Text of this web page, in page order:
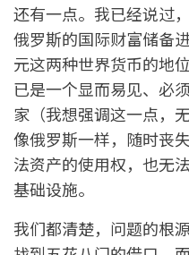
还有一点。我已经说过
俄罗斯的国际财富储备
元这两种世界货币的地
已是一个显而易见、必
家（我想强调这一点，
像俄罗斯一样，随时丧
法资产的使用权，也无
基础设施。
我们都清楚，问题的根